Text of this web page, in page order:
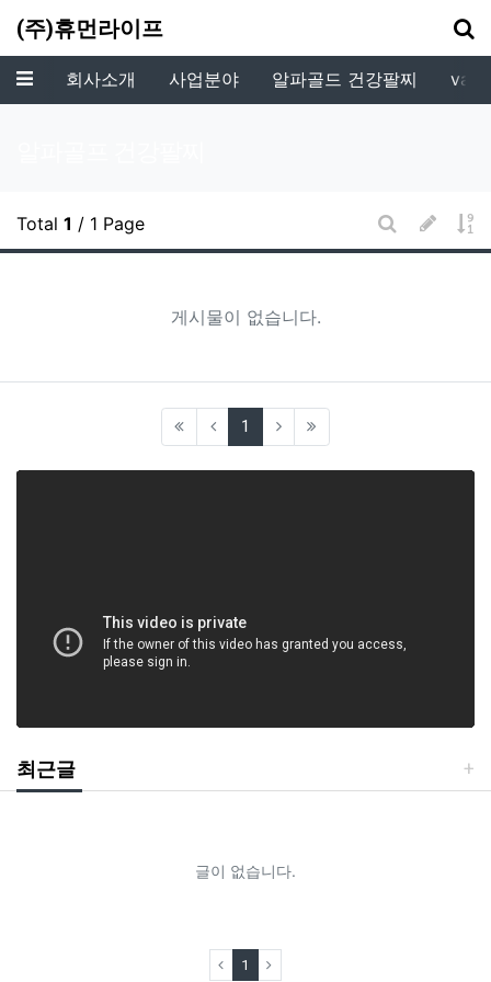
(주)휴먼라이프
메뉴 회사소개 사업분야 알파골드 건강팔찌 vala
Total 1 / 1 Page
게시판 검색
글쓰기
게시물이 없습니다.
1 (current)
최근글
글이 없습니다.
1 (current)